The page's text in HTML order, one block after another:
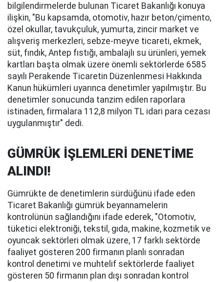
bilgilendirmelerde bulunan Ticaret Bakanlığı konuya
ilişkin, "Bu kapsamda, otomotiv, hazır beton/çimento,
özel okullar, tavukçuluk, yumurta, zincir market ve
alışveriş merkezleri, sebze-meyve ticareti, ekmek,
süt, fındık, Antep fıstığı, ambalajlı su ürünleri, yemek
kartları başta olmak üzere önemli sektörlerde 6585
sayılı Perakende Ticaretin Düzenlenmesi Hakkında
Kanun hükümleri uyarınca denetimler yapılmıştır. Bu
denetimler sonucunda tanzim edilen raporlara
istinaden, firmalara 112,8 milyon TL idari para cezası
uygulanmıştır" dedi.
GÜMRÜK İŞLEMLERİ DENETİME
ALINDI!
Gümrükte de denetimlerin sürdüğünü ifade eden
Ticaret Bakanlığı gümrük beyannamelerin
kontrolünün sağlandığını ifade ederek, "Otomotiv,
tüketici elektroniği, tekstil, gıda, makine, kozmetik ve
oyuncak sektörleri olmak üzere, 17 farklı sektörde
faaliyet gösteren 200 firmanın planlı sonradan
kontrol denetimi ve muhtelif sektörlerde faaliyet
gösteren 50 firmanın plan dışı sonradan kontrol